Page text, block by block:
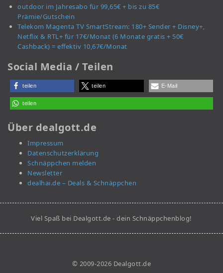
outdoor im Jahresabo für 99,65€ + bis zu 85€
Prämie/Gutschein
Telekom Magenta TV SmartStream: 180+ Sender + Disney+,
Netflix & RTL+ für 17€/Monat (6 Monate gratis + 50€
Cashback) = effektiv 10,67€/Monat
Social Media / Teilen
teilen teilen E-Mail
teilen
Über dealgott.de
Impressum
Datenschutzerklärung
Schnäppchen melden
Newsletter
dealhai.de – Deals & Schnäppchen
Viel Spaß bei Dealgott.de - dein Schnäppchenblog!
© 2009-2026 Dealgott.de